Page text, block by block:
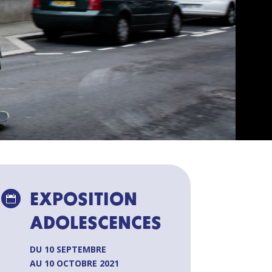

EXPOSITION
ADOLESCENCES
DU 10 SEPTEMBRE
AU 10 OCTOBRE 2021